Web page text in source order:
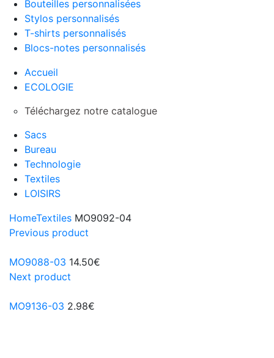
Bouteilles personnalisées
Stylos personnalisés
T-shirts personnalisés
Blocs-notes personnalisés
Accueil
ECOLOGIE
Téléchargez notre catalogue
Sacs
Bureau
Technologie
Textiles
LOISIRS
HomeTextiles MO9092-04
Previous product
MO9088-03 14.50€
Next product
MO9136-03 2.98€